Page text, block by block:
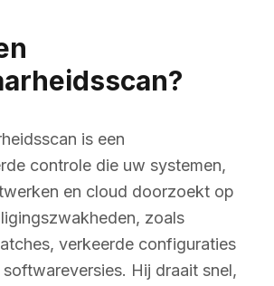
is een
controle die uw systemen,
en cloud doorzoekt op
zoals
verkeerde configuraties
Hij draait snel,